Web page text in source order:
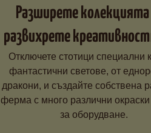
Разширете колекцията
развихрете
Отключете стотици специални
фантастични светове, от
дракони, и създайте собствена
ферма с много различни
за оборудване.